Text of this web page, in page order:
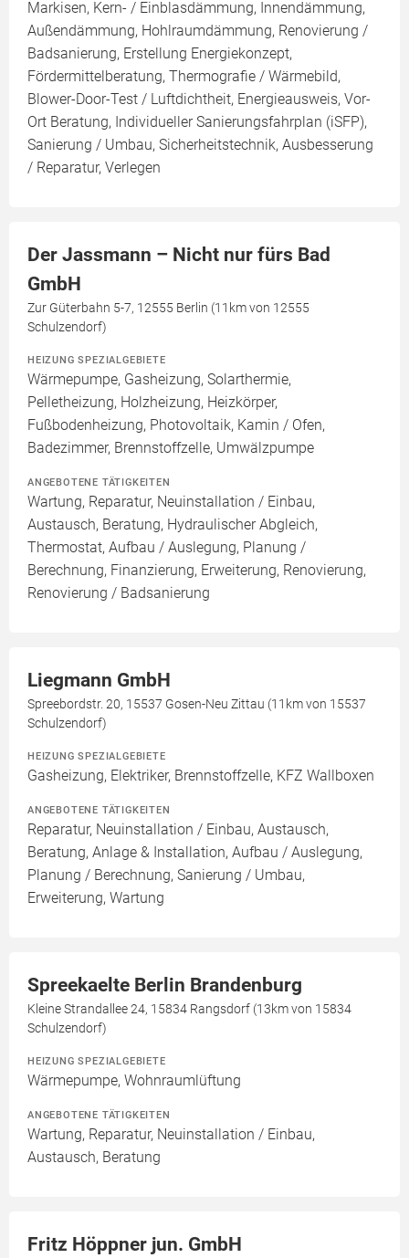
Markisen, Kern- / Einblasdämmung, Innendämmung,
Außendämmung, Hohlraumdämmung, Renovierung /
Badsanierung, Erstellung Energiekonzept,
Fördermittelberatung, Thermografie / Wärmebild,
Blower-Door-Test / Luftdichtheit, Energieausweis, Vor-
Ort Beratung, Individueller Sanierungsfahrplan (iSFP),
Sanierung / Umbau, Sicherheitstechnik, Ausbesserung
/ Reparatur, Verlegen
Der Jassmann – Nicht nur fürs Bad
GmbH
Zur Güterbahn 5-7, 12555 Berlin (11km von 12555
Schulzendorf)
HEIZUNG SPEZIALGEBIETE
Wärmepumpe, Gasheizung, Solarthermie,
Pelletheizung, Holzheizung, Heizkörper,
Fußbodenheizung, Photovoltaik, Kamin / Ofen,
Badezimmer, Brennstoffzelle, Umwälzpumpe
ANGEBOTENE TÄTIGKEITEN
Wartung, Reparatur, Neuinstallation / Einbau,
Austausch, Beratung, Hydraulischer Abgleich,
Thermostat, Aufbau / Auslegung, Planung /
Berechnung, Finanzierung, Erweiterung, Renovierung,
Renovierung / Badsanierung
Liegmann GmbH
Spreebordstr. 20, 15537 Gosen-Neu Zittau (11km von 15537
Schulzendorf)
HEIZUNG SPEZIALGEBIETE
Gasheizung, Elektriker, Brennstoffzelle, KFZ Wallboxen
ANGEBOTENE TÄTIGKEITEN
Reparatur, Neuinstallation / Einbau, Austausch,
Beratung, Anlage & Installation, Aufbau / Auslegung,
Planung / Berechnung, Sanierung / Umbau,
Erweiterung, Wartung
Spreekaelte Berlin Brandenburg
Kleine Strandallee 24, 15834 Rangsdorf (13km von 15834
Schulzendorf)
HEIZUNG SPEZIALGEBIETE
Wärmepumpe, Wohnraumlüftung
ANGEBOTENE TÄTIGKEITEN
Wartung, Reparatur, Neuinstallation / Einbau,
Austausch, Beratung
Fritz Höppner jun. GmbH